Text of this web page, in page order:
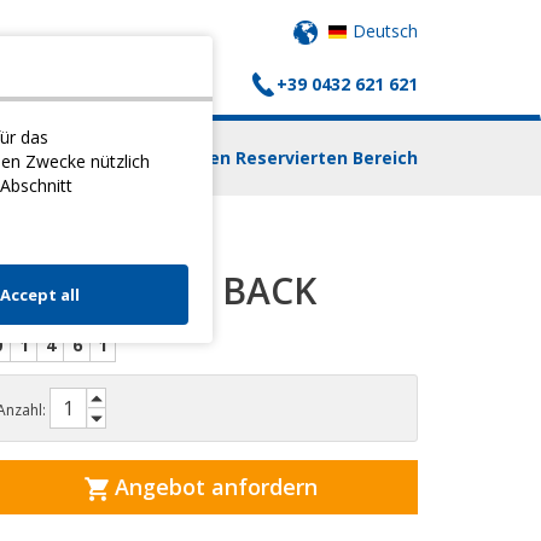
Deutsch
+39 0432 621 621
Einloggen Reservierten Bereich
A' BACK
1 4 6 1
Angebot anfordern
das
Zwecke nützlich
Accept all